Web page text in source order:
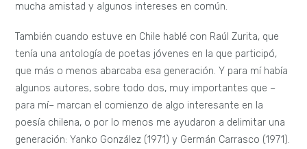
mucha amistad y algunos intereses en común.
También cuando estuve en Chile hablé con Raúl Zurita, que
tenía una antología de poetas jóvenes en la que participó,
que más o menos abarcaba esa generación. Y para mí había
algunos autores, sobre todo dos, muy importantes que –
para mí– marcan el comienzo de algo interesante en la
poesía chilena, o por lo menos me ayudaron a delimitar una
generación: Yanko González (1971) y Germán Carrasco (1971).